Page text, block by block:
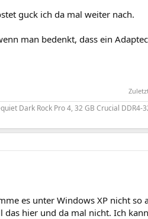
guck ich da mal weiter nach.
man bedenkt, dass ein
Dark Rock Pro 4, 32 GB Crucial DDR4-
es unter Windows XP nicht so
hier und da mal nicht. Ich